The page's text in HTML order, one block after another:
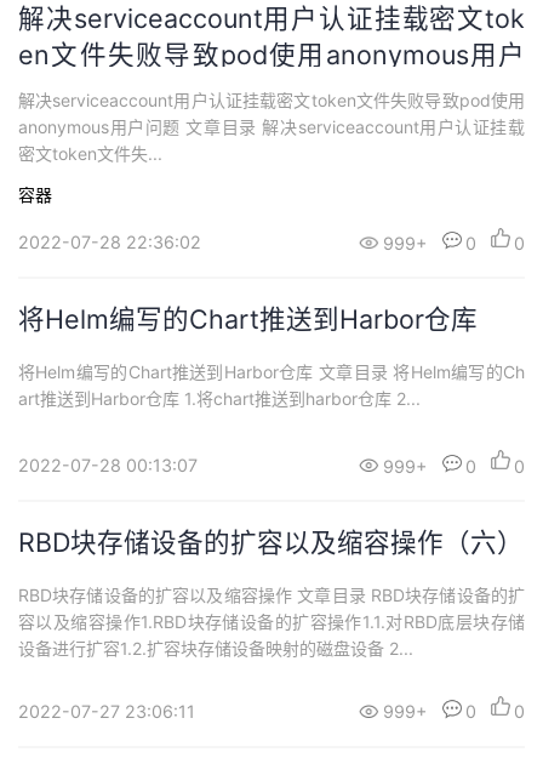
解决serviceaccount用户认证挂载密文tok
en文件失败导致pod使用anonymous用户
问题
解决serviceaccount用户认证挂载密文token文件失败导致pod使用
anonymous用户问题 文章目录 解决serviceaccount用户认证挂载
密文token文件失...
容器
2022-07-28 22:36:02 999+ 0 0
将Helm编写的Chart推送到Harbor仓库
将Helm编写的Chart推送到Harbor仓库 文章目录 将Helm编写的Ch
art推送到Harbor仓库 1.将chart推送到harbor仓库 2...
2022-07-28 00:13:07 999+ 0 0
RBD块存储设备的扩容以及缩容操作（六）
RBD块存储设备的扩容以及缩容操作 文章目录 RBD块存储设备的扩
容以及缩容操作1.RBD块存储设备的扩容操作1.1.对RBD底层块存储
设备进行扩容1.2.扩容块存储设备映射的磁盘设备 2...
2022-07-27 23:06:11 999+ 0 0